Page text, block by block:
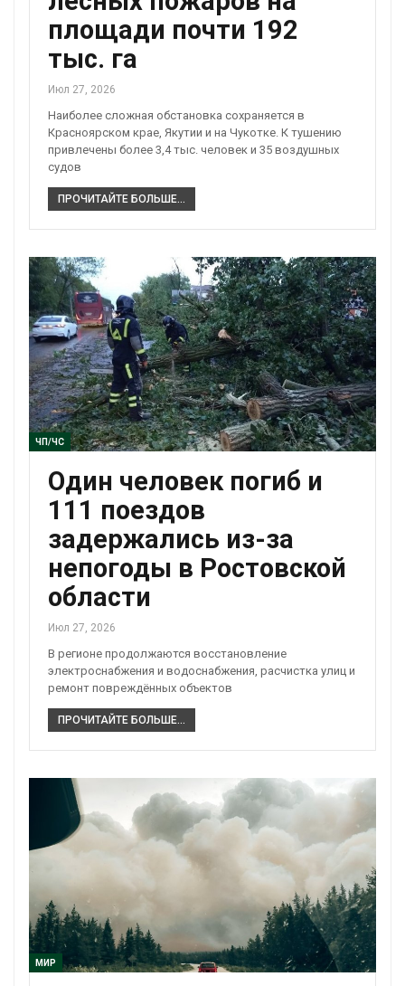
площади почти 192
тыс. га
Июл 27, 2026
Наиболее сложная обстановка сохраняется в
Красноярском крае, Якутии и на Чукотке. К тушению
привлечены более 3,4 тыс. человек и 35 воздушных
судов
ПРОЧИТАЙТЕ БОЛЬШЕ...
ЧП/ЧС
Один человек погиб и
111 поездов
задержались из-за
непогоды в Ростовской
области
Июл 27, 2026
В регионе продолжаются восстановление
электроснабжения и водоснабжения, расчистка улиц и
ремонт повреждённых объектов
ПРОЧИТАЙТЕ БОЛЬШЕ...
МИР